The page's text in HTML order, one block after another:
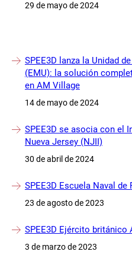
29 de mayo de 2024
SPEE3D lanza la Unidad
(EMU): la solución
en AM Village
14 de mayo de 2024
SPEE3D se asocia con el
Nueva Jersey (NJII)
30 de abril de 2024
SPEE3D Escuela Naval de
23 de agosto de 2023
SPEE3D Ejército británico
3 de marzo de 2023